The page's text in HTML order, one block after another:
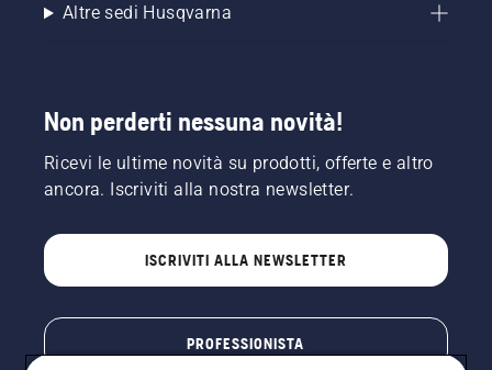
Altre sedi Husqvarna
Non perderti nessuna novità!
Ricevi le ultime novità su prodotti, offerte e altro
ancora. Iscriviti alla nostra newsletter.
ISCRIVITI ALLA NEWSLETTER
PROFESSIONISTA